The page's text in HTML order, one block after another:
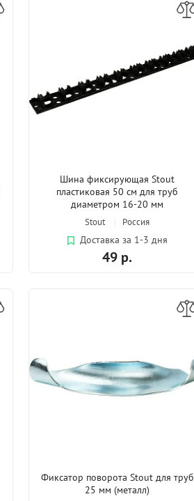
Шина фиксирующая Stout
пластиковая 50 см для труб
диаметром 16-20 мм
Stout Россия
Доставка за 1-3 дня
49 р.
Фиксатор поворота Stout для труб
25 мм (металл)